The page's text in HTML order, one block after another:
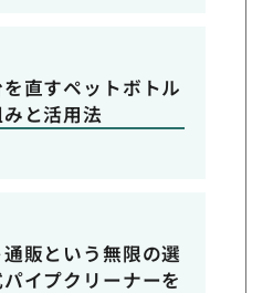
直すペットボトル
と活用法
販という無限の選
イプクリーナーを